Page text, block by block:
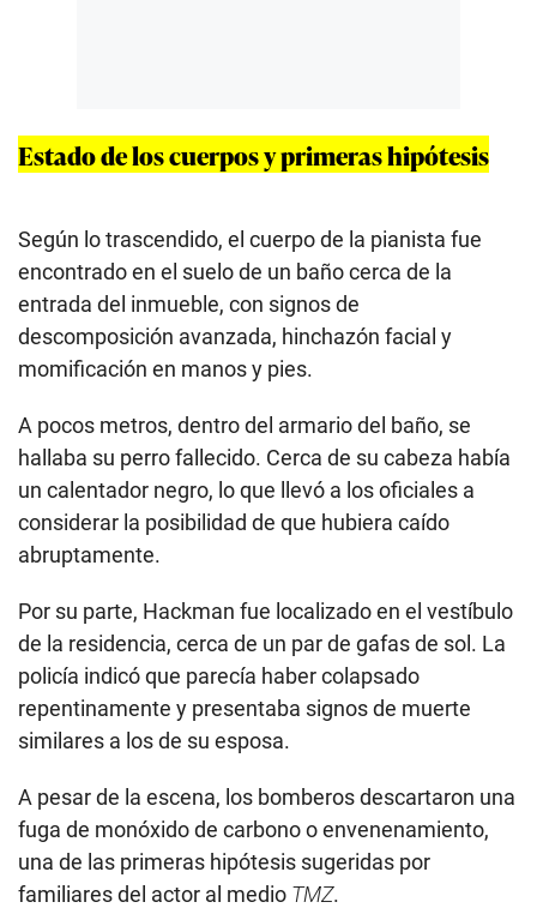
Estado de los cuerpos y primeras hipótesis
Según lo trascendido, el cuerpo de la pianista fue
encontrado en el suelo de un baño cerca de la
entrada del inmueble, con signos de
descomposición avanzada, hinchazón facial y
momificación en manos y pies.
A pocos metros, dentro del armario del baño, se
hallaba su perro fallecido. Cerca de su cabeza había
un calentador negro, lo que llevó a los oficiales a
considerar la posibilidad de que hubiera caído
abruptamente.
Por su parte, Hackman fue localizado en el vestíbulo
de la residencia, cerca de un par de gafas de sol. La
policía indicó que parecía haber colapsado
repentinamente y presentaba signos de muerte
similares a los de su esposa.
A pesar de la escena, los bomberos descartaron una
fuga de monóxido de carbono o envenenamiento,
una de las primeras hipótesis sugeridas por
familiares del actor al medio TMZ.